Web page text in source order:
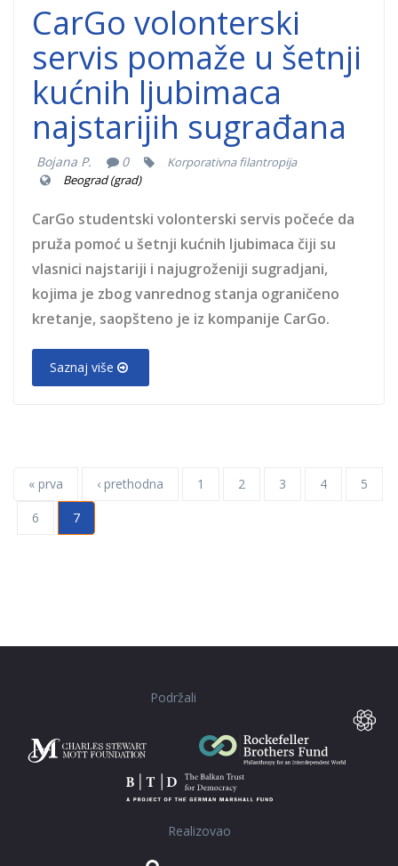
CarGo volonterski
servis pomaže u šetnji
kućnih ljubimaca
najstarijih sugrađana
Bojana P. 0
Korporativna filantropija
Beograd (grad)
CarGo studentski volonterski servis počeće da
pruža pomoć u šetnji kućnih ljubimaca čiji su
vlasnici najstariji i najugroženiji sugradjani,
kojima je zbog vanrednog stanja ograničeno
kretanje, saopšteno je iz kompanije CarGo.
Saznaj više
« prva ‹ prethodna 1 2 3 4
5
6
7
Podržali
Realizovao